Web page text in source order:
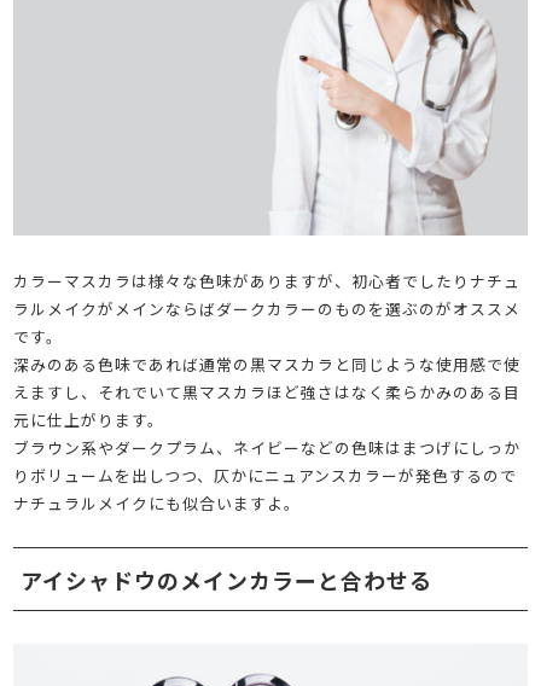
カラーマスカラは様々な色味がありますが、初心者でしたりナチュ
ラルメイクがメインならばダークカラーのものを選ぶのがオススメ
です。
深みのある色味であれば通常の黒マスカラと同じような使用感で使
えますし、それでいて黒マスカラほど強さはなく柔らかみのある目
元に仕上がります。
ブラウン系やダークプラム、ネイビーなどの色味はまつげにしっか
りボリュームを出しつつ、仄かにニュアンスカラーが発色するので
ナチュラルメイクにも似合いますよ。
アイシャドウのメインカラーと合わせる